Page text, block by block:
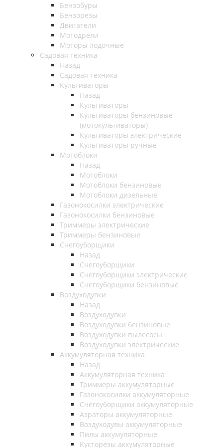
Бензобуры
Бензорезы
Двигатели
Мотодрели
Моторы лодочные
Садовая техника
Назад
Садовая техника
Культиваторы
Назад
Культиваторы
Культиваторы бензиновые
(мотокультиваторы)
Культиваторы электрические
Культиваторы ручные
Мотоблоки
Назад
Мотоблоки
Мотоблоки бензиновые
Мотоблоки дизельные
Газонокосилки электрические
Газонокосилки бензиновые
Триммеры электрические
Триммеры бензиновые
Снегоуборщики
Назад
Снегоуборщики
Снегоуборщики электрические
Снегоуборщики бензиновые
Воздуходувки
Назад
Воздуходувки
Воздуходувки бензиновые
Воздуходувки пылесосы
Воздуходувки электрические
Аккумуляторная техника
Назад
Аккумуляторная техника
Триммеры аккумуляторные
Газонокосилки аккумуляторные
Снегоуборщики аккумуляторные
Аэраторы аккумуляторные
Воздуходувы аккумуляторные
Пилы аккумуляторные
Кусторезы аккумуляторные